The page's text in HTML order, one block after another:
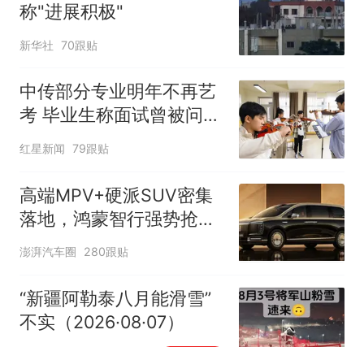
称"进展积极"
新华社 70跟贴
中传部分专业明年不再艺
考 毕业生称面试曾被问
“如何策划晚会” 专家：遏
红星新闻 79跟贴
高端MPV+硬派SUV密集
落地，鸿蒙智行强势抢占
自主高端市场制高点
澎湃汽车圈 280跟贴
“新疆阿勒泰八月能滑雪”
不实（2026·08·07）